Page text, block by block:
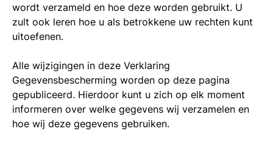
wordt verzameld en hoe deze worden gebruikt. U
zult ook leren hoe u als betrokkene uw rechten kunt
uitoefenen.
Alle wijzigingen in deze Verklaring
Gegevensbescherming worden op deze pagina
gepubliceerd. Hierdoor kunt u zich op elk moment
informeren over welke gegevens wij verzamelen en
hoe wij deze gegevens gebruiken.